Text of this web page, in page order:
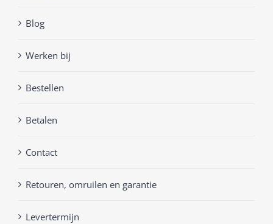
Blog
Werken bij
Bestellen
Betalen
Contact
Retouren, omruilen en garantie
Levertermijn